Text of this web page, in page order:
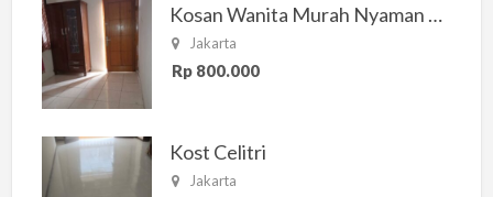
Kosan Wanita Murah Nyaman di Jakarta Selatan
Jakarta
Rp 800.000
Kost Celitri
Jakarta